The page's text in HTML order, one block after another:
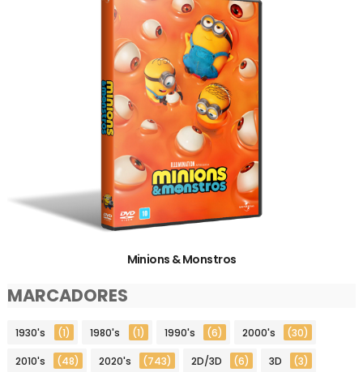
Minions & Monstros
MARCADORES
1930's (1) 1980's (1) 1990's (6) 2000's (30)
2010's (48) 2020's (743) 2D/3D (6) 3D (3)